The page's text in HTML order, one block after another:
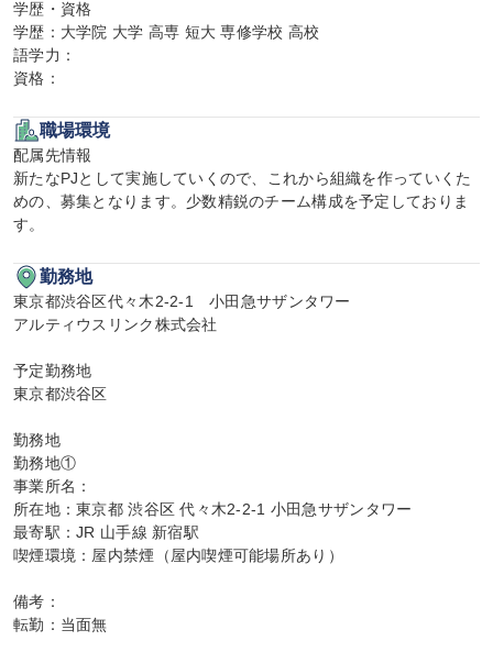
学歴・資格
学歴：大学院 大学 高専 短大 専修学校 高校
語学力：
資格：
職場環境
配属先情報
新たなPJとして実施していくので、これから組織を作っていくた
めの、募集となります。少数精鋭のチーム構成を予定しておりま
す。
勤務地
東京都渋谷区代々木2-2-1　小田急サザンタワー
アルティウスリンク株式会社
予定勤務地
東京都渋谷区
勤務地
勤務地①
事業所名：
所在地：東京都 渋谷区 代々木2-2-1 小田急サザンタワー
最寄駅：JR 山手線 新宿駅
喫煙環境：屋内禁煙（屋内喫煙可能場所あり）
備考：
転勤：当面無